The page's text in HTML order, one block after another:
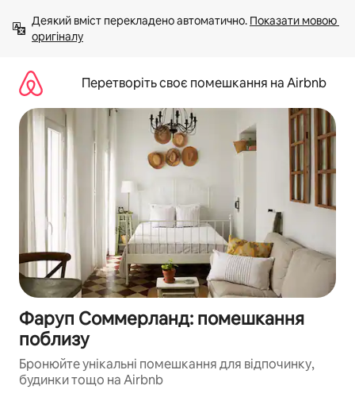
вмісту
Деякий вміст перекладено автоматично. Показати мовою
оригіналу
Перетворіть своє помешкання на Airbnb
Фаруп Соммерланд: помешкання
поблизу
Бронюйте унікальні помешкання для відпочинку,
будинки тощо на Airbnb